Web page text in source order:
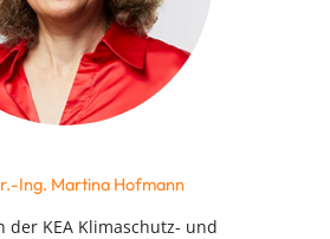
Ing. Martina Hofmann
der KEA Klimaschutz- und